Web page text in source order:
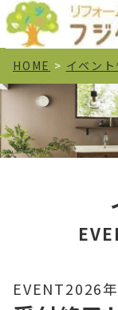
HOME > イベン
EVENT2026